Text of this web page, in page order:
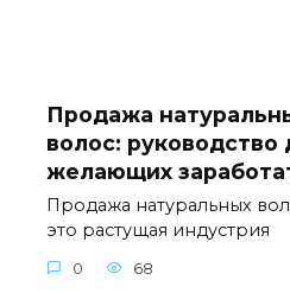
Продажа
волос: руководство
желающих
Продажа натуральных
это растущая индустрия
0 68